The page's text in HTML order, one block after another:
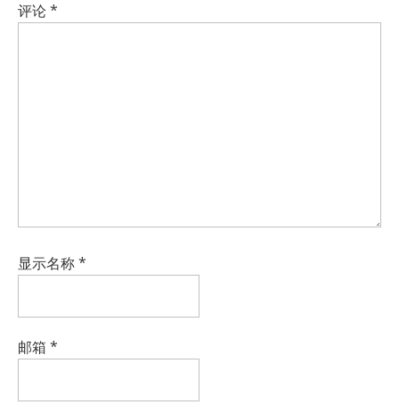
评论*
显示名称*
邮箱 *